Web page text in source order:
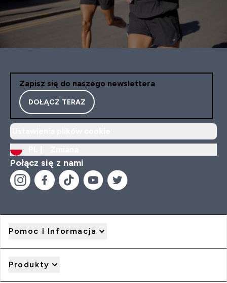
Zapisz się do naszego newslettera
DOŁĄCZ TERAZ
Połącz się z nami
Pomoc I Informacja
Produkty